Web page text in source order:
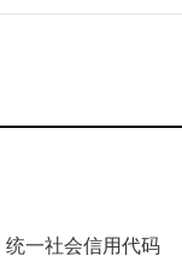
统一社会信用代码